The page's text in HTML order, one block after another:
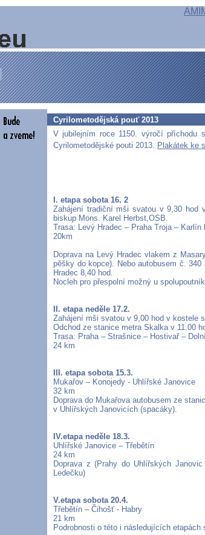
Cyrilometodějská pouť 2013
V jubilejním roce 1150. výročí příchodu
Cyrilometodějské pouti 2013. Plakátek ke
I. etapa sobota 16. 2
Zahájení tradiční mši svatou v 9,30 hod
biskup Mons. Karel Herbst,OSB.
Trasa: Levý Hradec – Praha Troja –
20km
Doprava na Levý Hradec vlakem z
pěšky do kopce). Nebo autobusem č.
Hradec 8,40 hod.
Nocleh pro přespolní možný u
II. etapa neděle 17.2.
Zahájení mši svatou v 9,00 hod v kostele
Odchod ze stanice metra Skalka v 11.00
Trasa: Praha – Strašnice – Hostivař –
24 km
III. etapa sobota 15.3.
Mukařov – Konojedy - Uhlířské Janovice
32 km
Doprava do Mukařova autobusem ze
v Uhlířských Janovicích (spacáky).
IV.etapa neděle 18.3.
Uhlířské Janovice – Třebětín
24 km
Doprava z (Prahy do Uhlířských
Ledečku)
V.etapa sobota 20.4.
Třebětín – Čihošť - Habry
21 km
Podrobnosti o této i následujících etapách